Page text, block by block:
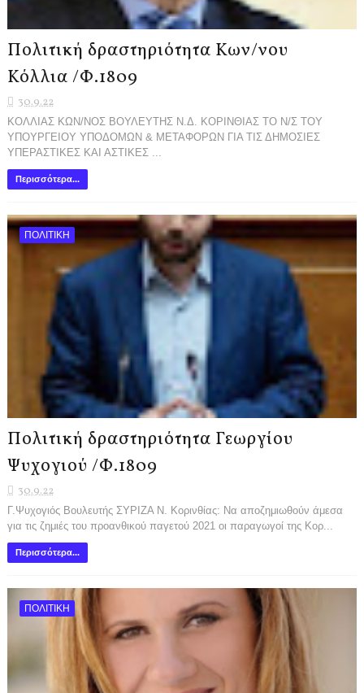
Πολιτική δραστηριότητα Κων/νου
Κόλλια /Φ.1809
30.9.22
ΚΟΛΛΙΑΣ ΚΩΝ/ΝΟΣ ΒΟΥΛΕΥΤΗΣ Ν.Δ. ΚΟΡΙΝΘΙΑΣ ΤΟ Ν/Σ ΤΟΥ
ΥΠΟΥΡΓΕΙΟΥ ΥΠΟΔΟΜΩΝ & ΜΕΤΑΦΟΡΩΝ ΓΙΑ ΤΙΣ ΔΗΜΟΣΙΕΣ
ΥΠΕΡΑΣΤΙΚΕΣ ΚΑΙ ΑΣΤΙΚΕΣ ...
Περισσότερα...
ΠΟΛΙΤΙΚΗ
Πολιτική δραστηριότητα Γεωργίου
Ψυχογιού /Φ.1809
30.9.22
Γ.Ψυχογιός Βουλευτής ΣΥΡΙΖΑ Ν. Κορινθίας: Να αποζημιωθούν άμεσα
για τις ζημιές του προανθικού παγετού 2021 οι παραγωγοί της Κορ...
Περισσότερα...
ΠΟΛΙΤΙΚΗ